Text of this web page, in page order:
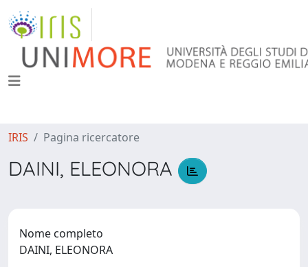
IRIS Pagina ricercatore
DAINI, ELEONORA
Nome completo
DAINI, ELEONORA